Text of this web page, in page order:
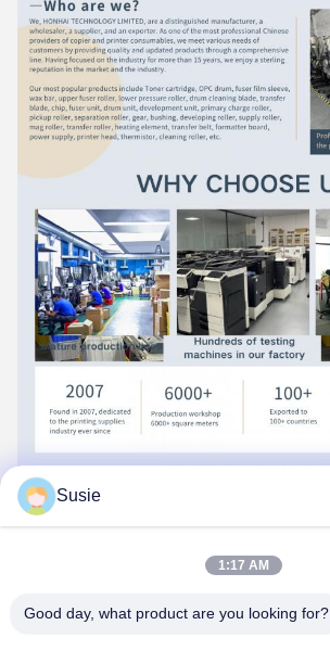
Susie
1:17 AM
Good day, what product are you looking for?